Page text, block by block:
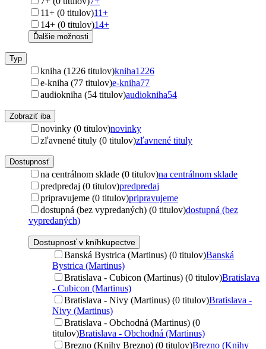
11+ (0 titulov)11+
14+ (0 titulov)14+
Ďalšie možnosti
Typ
kniha (1226 titulov)kniha1226
e-kniha (77 titulov)e-kniha77
audiokniha (54 titulov)audiokniha54
Zobraziť iba
novinky (0 titulov)novinky
zľavnené tituly (0 titulov)zľavnené tituly
Dostupnosť
na centrálnom sklade (0 titulov)na centrálnom sklade
predpredaj (0 titulov)predpredaj
pripravujeme (0 titulov)pripravujeme
dostupná (bez vypredaných) (0 titulov)dostupná (bez
vypredaných)
Dostupnosť v kníhkupectve
Banská Bystrica (Martinus) (0 titulov)Banská
Bystrica (Martinus)
Bratislava - Cubicon (Martinus) (0 titulov)Bratislava
- Cubicon (Martinus)
Bratislava - Nivy (Martinus) (0 titulov)Bratislava -
Nivy (Martinus)
Bratislava - Obchodná (Martinus) (0
titulov)Bratislava - Obchodná (Martinus)
Brezno (Knihy Brezno) (0 titulov)Brezno (Knihy